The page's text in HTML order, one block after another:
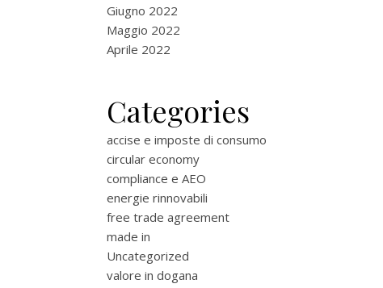
Giugno 2022
Maggio 2022
Aprile 2022
Categories
accise e imposte di consumo
circular economy
compliance e AEO
energie rinnovabili
free trade agreement
made in
Uncategorized
valore in dogana